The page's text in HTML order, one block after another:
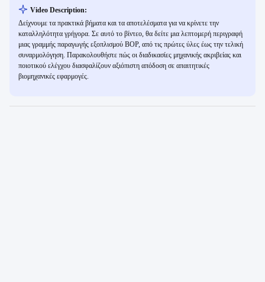
Video Description:
Δείχνουμε τα πρακτικά βήματα και τα αποτελέσματα για να κρίνετε την
καταλληλότητα γρήγορα. Σε αυτό το βίντεο, θα δείτε μια λεπτομερή περιγραφή
μιας γραμμής παραγωγής εξοπλισμού BOP, από τις πρώτες ύλες έως την τελική
συναρμολόγηση. Παρακολουθήστε πώς οι διαδικασίες μηχανικής ακριβείας και
ποιοτικού ελέγχου διασφαλίζουν αξιόπιστη απόδοση σε απαιτητικές
βιομηχανικές εφαρμογές.